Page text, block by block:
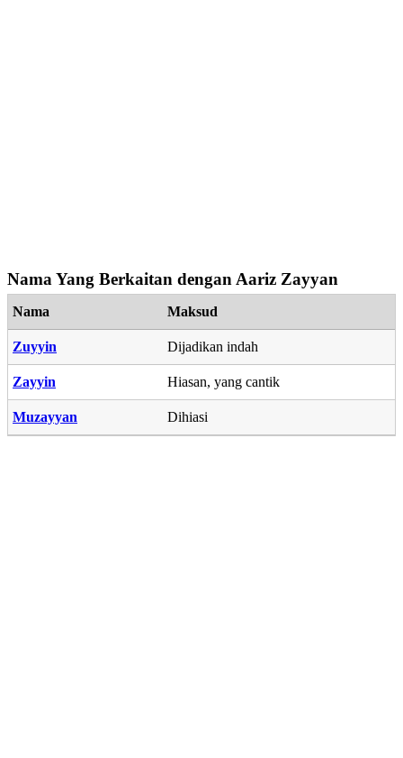
Nama Yang Berkaitan dengan Aariz Zayyan
Nama Maksud
Zuyyin Dijadikan indah
Zayyin Hiasan, yang cantik
Muzayyan Dihiasi